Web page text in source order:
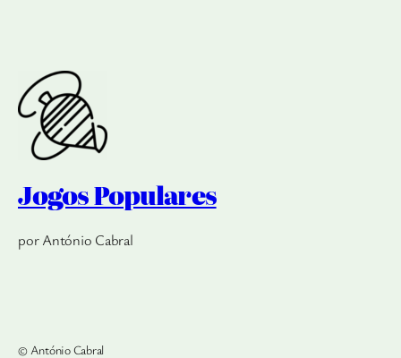
Jogos Populares
por António Cabral
© António Cabral